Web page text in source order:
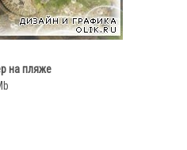
на пляже